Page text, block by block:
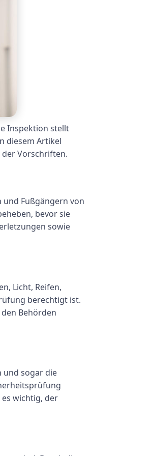
Inspektion stellt
diesem Artikel
der Vorschriften.
und Fußgängern von
bevor sie
sowie
Licht, Reifen,
berechtigt ist.
Behörden
und sogar die
wichtig, der